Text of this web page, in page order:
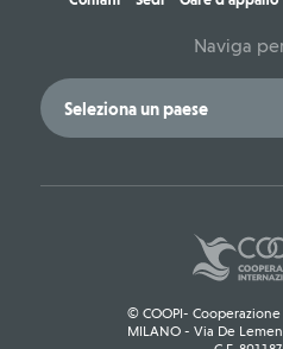
Naviga
© COOPI-
MILANO - Via De